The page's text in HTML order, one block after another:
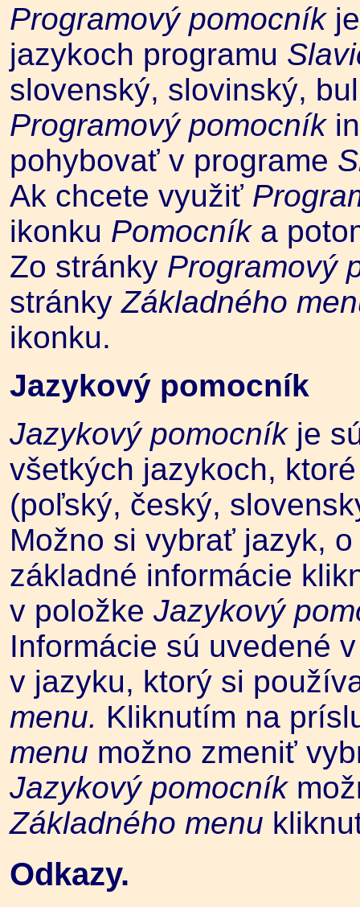
Programový pomocník
jazykoch programu
slovenský, slovinský,
Programový pomocník
pohybovať v programe
Ak chcete využiť
ikonku Pomocníka
Zo stránky Programový
stránkyZákladného
ikonku.
Jazykový pomocník
Jazykový pomocníkje
všetkých jazykoch,
(poľský, český,
Možno si vybrať jazyk,
základné informácie
v položke Jazykový
Informácie sú uvedené
v jazyku, ktorý si
menu. Kliknutím na
menu možno zmeniť
Jazykový pomocník
Základného menu
Odkazy.